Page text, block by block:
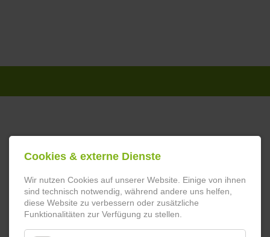
Cookies & externe Dienste
Wir nutzen Cookies auf unserer Website. Einige von ihnen
sind technisch notwendig, während andere uns helfen,
diese Website zu verbessern oder zusätzliche
Funktionalitäten zur Verfügung zu stellen.